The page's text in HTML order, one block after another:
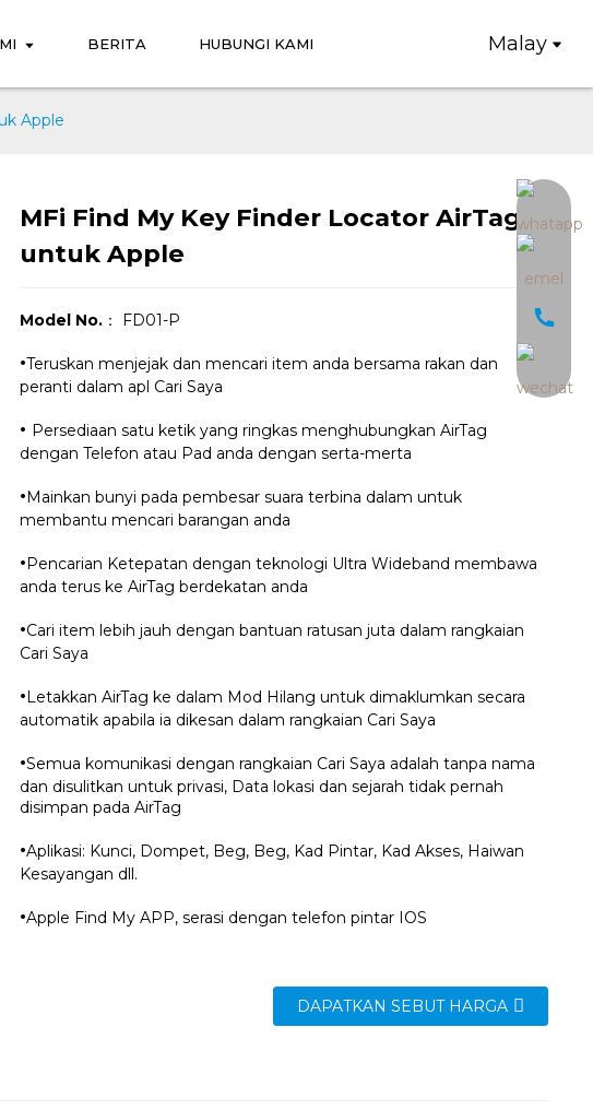
BERITA HUBUNGI KAMI Malay
Apple
Loading...
Loading...
MFi Find My Key Finder Locator AirTag
untuk Apple
Model No. ： FD01-P
·Teruskan menjejak dan mencari item anda bersama rakan dan
peranti dalam apl Cari Saya
· Persediaan satu ketik yang ringkas menghubungkan AirTag
dengan Telefon atau Pad anda dengan serta-merta
·Mainkan bunyi pada pembesar suara terbina dalam untuk
membantu mencari barangan anda
·Pencarian Ketepatan dengan teknologi Ultra Wideband membawa
anda terus ke AirTag berdekatan anda
·Cari item lebih jauh dengan bantuan ratusan juta dalam rangkaian
Cari Saya
·Letakkan AirTag ke dalam Mod Hilang untuk dimaklumkan secara
automatik apabila ia dikesan dalam rangkaian Cari Saya
·Semua komunikasi dengan rangkaian Cari Saya adalah tanpa nama
dan disulitkan untuk privasi, Data lokasi dan sejarah tidak pernah
disimpan pada AirTag
·Aplikasi: Kunci, Dompet, Beg, Beg, Kad Pintar, Kad Akses, Haiwan
Kesayangan dll.
·Apple Find My APP, serasi dengan telefon pintar IOS
DAPATKAN SEBUT HARGA